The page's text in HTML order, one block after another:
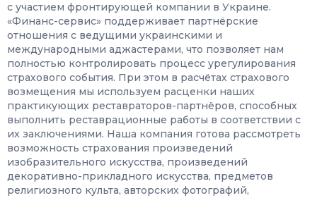
с участием фронтирующей компании в Украине.
«Финанс-сервис» поддерживает партнёрские
отношения с ведущими украинскими и
международными аджастерами, что позволяет нам
полностью контролировать процесс урегулирования
страхового события. При этом в расчётах страхового
возмещения мы используем расценки наших
практикующих реставраторов-партнёров, способных
выполнить реставрационные работы в соответствии с
их заключениями. Наша компания готова рассмотреть
возможность страхования произведений
изобразительного искусства, произведений
декоративно-прикладного искусства, предметов
религиозного культа, авторских фотографий,